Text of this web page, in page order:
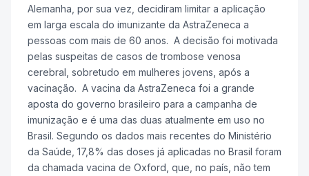
Alemanha, por sua vez, decidiram limitar a aplicação
em larga escala do imunizante da AstraZeneca a
pessoas com mais de 60 anos. A decisão foi motivada
pelas suspeitas de casos de trombose venosa
cerebral, sobretudo em mulheres jovens, após a
vacinação. A vacina da AstraZeneca foi a grande
aposta do governo brasileiro para a campanha de
imunização e é uma das duas atualmente em uso no
Brasil. Segundo os dados mais recentes do Ministério
da Saúde, 17,8% das doses já aplicadas no Brasil foram
da chamada vacina de Oxford, que, no país, não tem